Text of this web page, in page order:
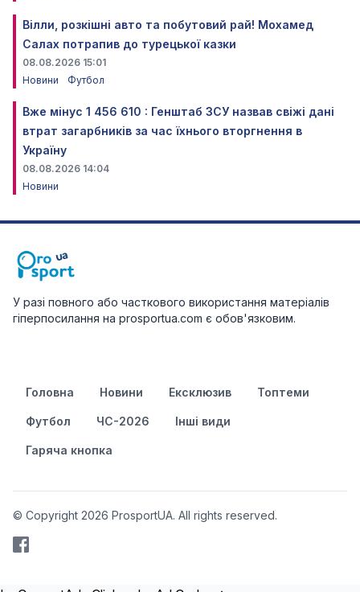
Вілли, розкішні авто та побутовий рай! Мохамед
Салах потрапив до турецької казки
08.08.2026 15:01
Новини
Футбол
Вже мінус 1 456 610 : Генштаб ЗСУ назвав свіжі дані
втрат загарбників за час їхнього вторгнення в
Україну
08.08.2026 14:04
Новини
У разі повного або часткового використання матеріалів
гіперпосилання на prosportua.com є обов'язковим.
Головна Новини Ексклюзив Топтеми
Футбол ЧС-2026 Інші види
Гаряча кнопка
© Copyright 2026 ProsportUA. All rights reserved.